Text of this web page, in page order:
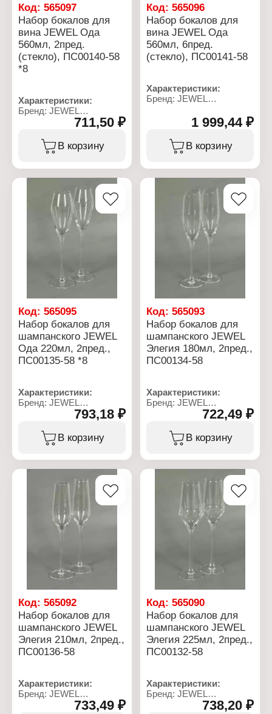
Код: 565097
Набор бокалов для
вина JEWEL Ода
560мл, 2пред.
(стекло), ПС00140-58
*8
Характеристики:
Бренд: JEWEL
Артикул: ПС00140-58
бокалов
Модель: "Ода"
Цвет: прозрачный
Использование в
посудомоечной машине:
Использование в
микроволновой печи: нет
711,50 ₽
В корзину
Код:565096
Набор бокалов для
вина JEWEL Ода
560мл, 6пред.
(стекло), ПС00141-58
Характеристики:
Бренд: JEWEL
Тип товара: Набор
Модель: "Ода"
Количество, объем: 6 шт
Материал: стекло
Цвет: прозрачный
Использование в
посудомоечной машине:
Использование в
микроволновой печи: нет
Упаковка: в коробке
1 999,44 ₽
В корзину
Код: 565095
Набор бокалов для
шампанского JEWEL
Ода 220мл, 2пред.,
ПС00135-58 *8
Характеристики:
Бренд: JEWEL
Артикул: ПС00135-58
бокалов
Модель: "Ода"
Количество, объем: 2 шт
Материал: стекло
Цвет: прозрачный
Использование в
посудомоечной машине:
793,18 ₽
В корзину
Код:565093
Набор бокалов для
шампанского JEWEL
Элегия 180мл, 2пред.,
ПС00134-58
Характеристики:
Бренд: JEWEL
Артикул: ПС00134-58
бокалов
Модель: "Элегия"
Количество, объем: 2 шт
х 180 мл
Материал: стекло
Цвет: прозрачный
Использование в
посудомоечной машине:
722,49 ₽
В корзину
Код: 565092
Набор бокалов для
шампанского JEWEL
Элегия 210мл, 2пред.,
ПС00136-58
Характеристики:
Бренд: JEWEL
Артикул: ПС00136-58
733,49 ₽
Код:565090
Набор бокалов для
шампанского JEWEL
Элегия 225мл, 2пред.,
ПС00132-58
Характеристики:
Бренд: JEWEL
Артикул: ПС00132-58
738,20 ₽